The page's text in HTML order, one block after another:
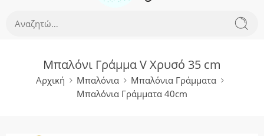
Μπαλόνι Γράμμα V Χρυσό 35 cm
Αρχική Μπαλόνια
Μπαλόνια Γράμματα
Μπαλόνια Γράμματα 40cm